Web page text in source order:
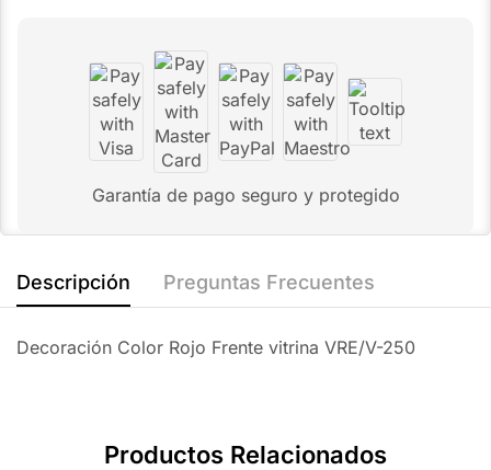
Garantía de pago seguro y protegido
Descripción Preguntas Frecuentes
Decoración Color Rojo Frente vitrina VRE/V-250
Productos Relacionados